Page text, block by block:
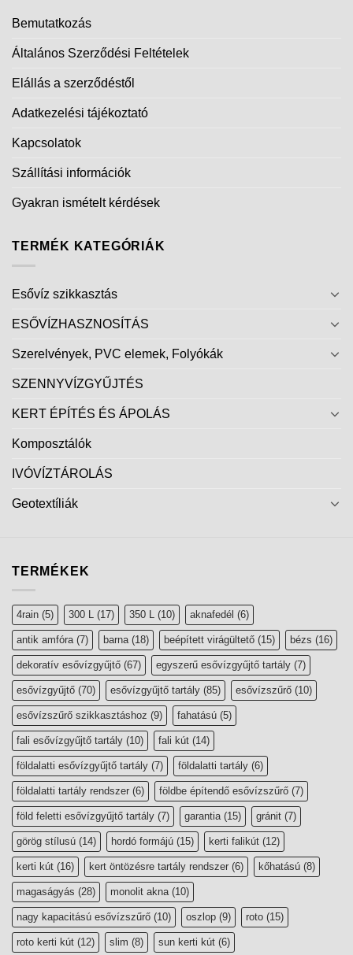
Bemutatkozás
Általános Szerződési Feltételek
Elállás a szerződéstől
Adatkezelési tájékoztató
Kapcsolatok
Szállítási információk
Gyakran ismételt kérdések
TERMÉK KATEGÓRIÁK
Esővíz szikkasztás
ESŐVÍZHASZNOSÍTÁS
Szerelvények, PVC elemek, Folyókák
SZENNYVÍZGYŰJTÉS
KERT ÉPÍTÉS ÉS ÁPOLÁS
Komposztálók
IVÓVÍZTÁROLÁS
Geotextíliák
TERMÉKEK
4rain (5) 300 L (17) 350 L (10) aknafedél (6)
antik amfóra(7) barna(18) beépített virágültető (15) bézs (16)
dekoratív esővízgyűjtő (67) egyszerű esővízgyűjtő tartály (7)
esővízgyűjtő (70) esővízgyűjtő tartály (85) esővízszűrő (10)
esővízszűrő szikkasztáshoz (9) fahatású (5)
fali esővízgyűjtő tartály (10) fali kút (14)
földalatti esővízgyűjtő tartály (7) földalatti tartály (6)
földalatti tartály rendszer (6) földbe építendő esővízszűrő (7)
föld feletti esővízgyűjtő tartály (7) garantia(15) gránit (7)
görög stílusú (14) hordó formájú (15) kerti falikút (12)
kerti kút (16) kert öntözésre tartály rendszer (6) kőhatású (8)
magaságyás (28) monolit akna(10)
nagy kapacitású esővízszűrő (10) oszlop (9) roto (15)
roto kerti kút (12) slim (8) sun kerti kút (6)